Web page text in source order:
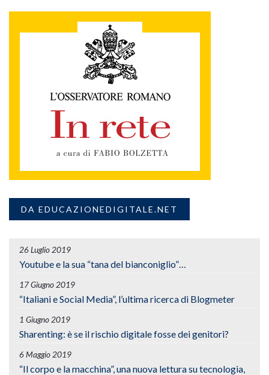
DA EDUCAZIONEDIGITALE.NET
26 Luglio 2019
Youtube e la sua “tana del bianconiglio”…
17 Giugno 2019
“Italiani e Social Media”, l’ultima ricerca di Blogmeter
1 Giugno 2019
Sharenting: è se il rischio digitale fosse dei genitori?
6 Maggio 2019
“Il corpo e la macchina”, una nuova lettura su tecnologia,